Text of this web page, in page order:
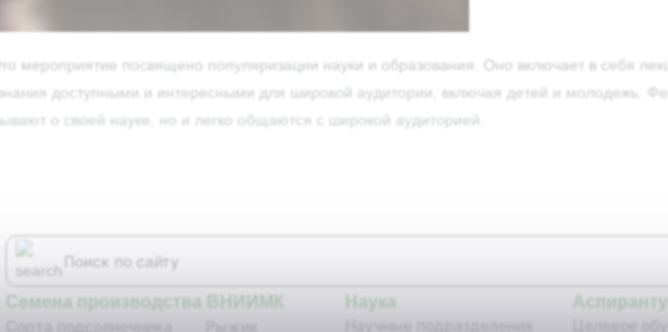
мероприятие посвящено популяризации науки и образования. Оно включает в себя
доступными и интересными для широкой аудитории, включая детей и молодежь.
о своей науке, но и легко общаются с широкой аудиторией.
Семена производства ВНИИМК
Сорта подсолнечника
Рыжик
Наука
Научные подразделения
Целевое